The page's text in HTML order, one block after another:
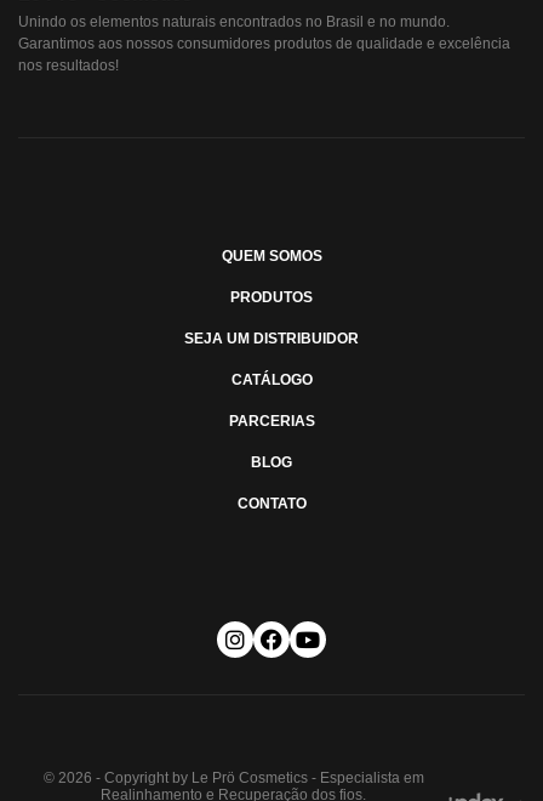
Unindo os elementos naturais encontrados no Brasil e no mundo.
Garantimos aos nossos consumidores produtos de qualidade e excelência
nos resultados!
QUEM SOMOS
PRODUTOS
SEJA UM DISTRIBUIDOR
CATÁLOGO
PARCERIAS
BLOG
CONTATO
© 2026 - Copyright by Le Prö Cosmetics - Especialista em
Realinhamento e Recuperação dos fios.